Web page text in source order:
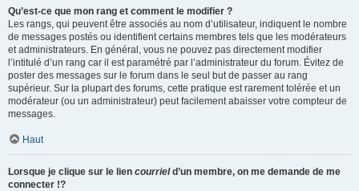
Qu’est-ce que mon rang et comment le modifier ?
Les rangs, qui peuvent être associés au nom d’utilisateur, indiquent le nombre
de messages postés ou identifient certains membres tels que les modérateurs
et administrateurs. En général, vous ne pouvez pas directement modifier
l’intitulé d’un rang car il est paramétré par l’administrateur du forum. Évitez de
poster des messages sur le forum dans le seul but de passer au rang
supérieur. Sur la plupart des forums, cette pratique est rarement tolérée et un
modérateur (ou un administrateur) peut facilement abaisser votre compteur de
messages.
Haut
Lorsque je clique sur le lien courrield’un membre, on me demande de me
connecter !?